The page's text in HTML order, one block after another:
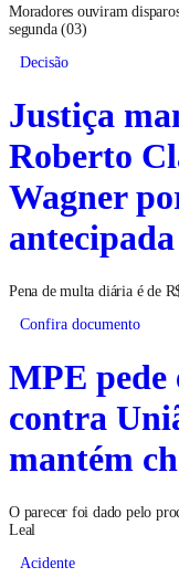
Moradores ouviram
segunda (03)
Decisão
Justiça
Roberto
Wagner
antecipada
Pena de multa diária é de
Confira documento
MPE pede
contra
mantém
O parecer foi dado pelo
Leal
Acidente